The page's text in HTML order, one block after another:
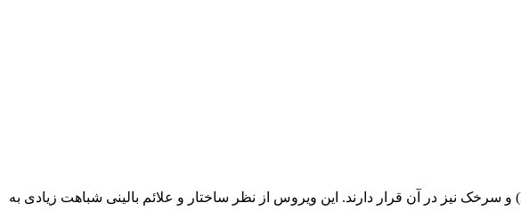
ویروس HMPV یکی از اعضای خانواده Paramyxoviridae است که ویروس‌هایی مانند ویروس سنسیشیال تنفسی (RSV) و سرخک نیز در آن قرار دارند. این ویروس از نظر ساختار و علائم بالینی شباهت زیادی به